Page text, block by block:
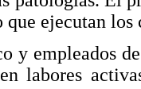
ejecutan los
y empleados
labores